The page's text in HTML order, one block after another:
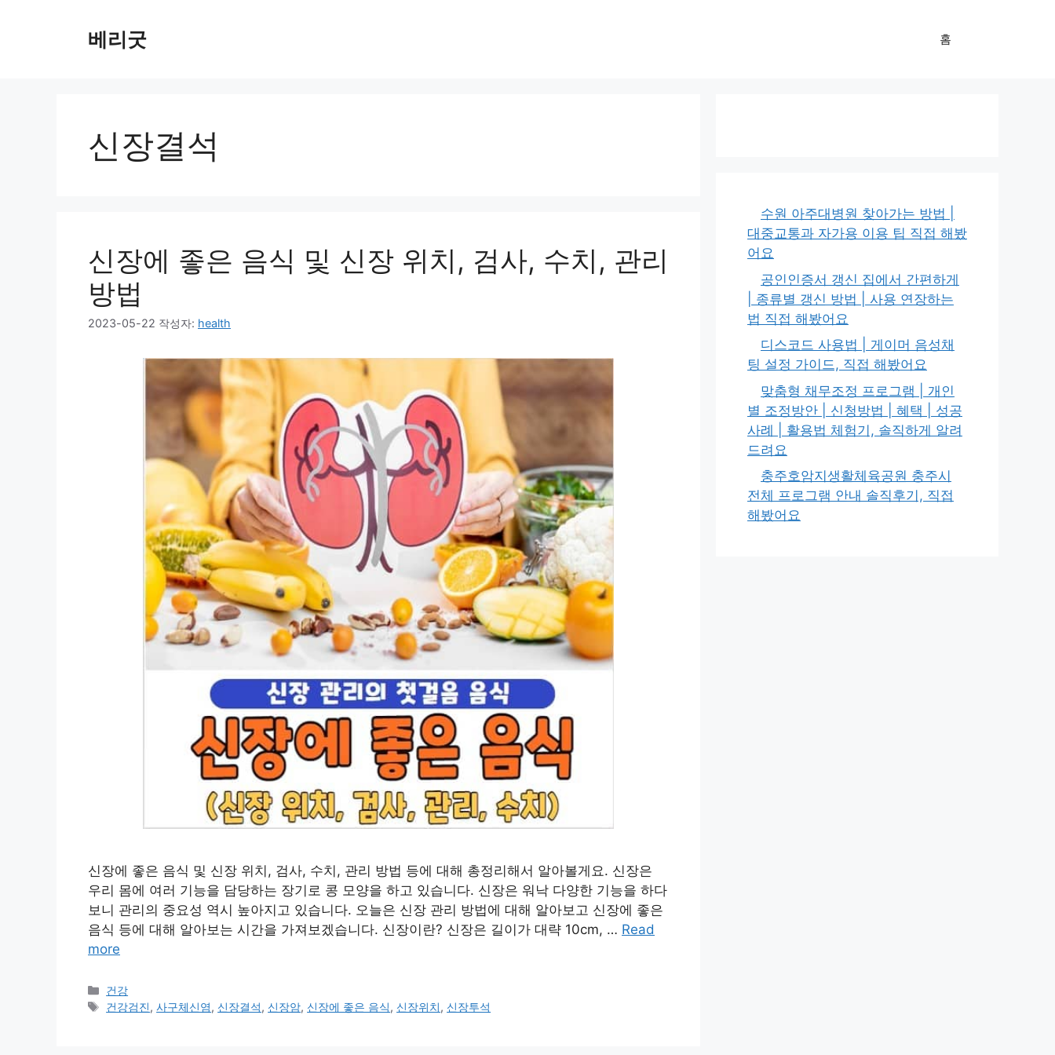
베리굿 홈
신장결석
신장에 좋은 음식 및 신장 위치, 검사, 수치, 관리
방법
2023-05-22 작성자: health
신장에 좋은 음식 및 신장 위치, 검사, 수치, 관리 방법 등에 대해 총정리해서 알아볼게요. 신장은
우리 몸에 여러 기능을 담당하는 장기로 콩 모양을 하고 있습니다. 신장은 워낙 다양한 기능을 하다
보니 관리의 중요성 역시 높아지고 있습니다. 오늘은 신장 관리 방법에 대해 알아보고 신장에 좋은
음식 등에 대해 알아보는 시간을 가져보겠습니다. 신장이란? 신장은 길이가 대략 10cm, … Read
more
카
테
건강
태
건강검진,사구체신염, 신장결석, 신장암, 신장에 좋은 음식, 신장위치, 신장투석
수원 아주대병원 찾아가는 방법 |
대중교통과 자가용 이용 팁 직접 해봤
어요
공인인증서 갱신 집에서 간편하게
| 종류별 갱신 방법 | 사용 연장하는
법 직접 해봤어요
디스코드 사용법 | 게이머 음성채
팅 설정 가이드, 직접 해봤어요
맞춤형 채무조정 프로그램 | 개인
별 조정방안 | 신청방법 | 혜택 | 성공
사례 | 활용법 체험기, 솔직하게 알려
드려요
충주호암지생활체육공원 충주시
전체 프로그램 안내 솔직후기, 직접
해봤어요